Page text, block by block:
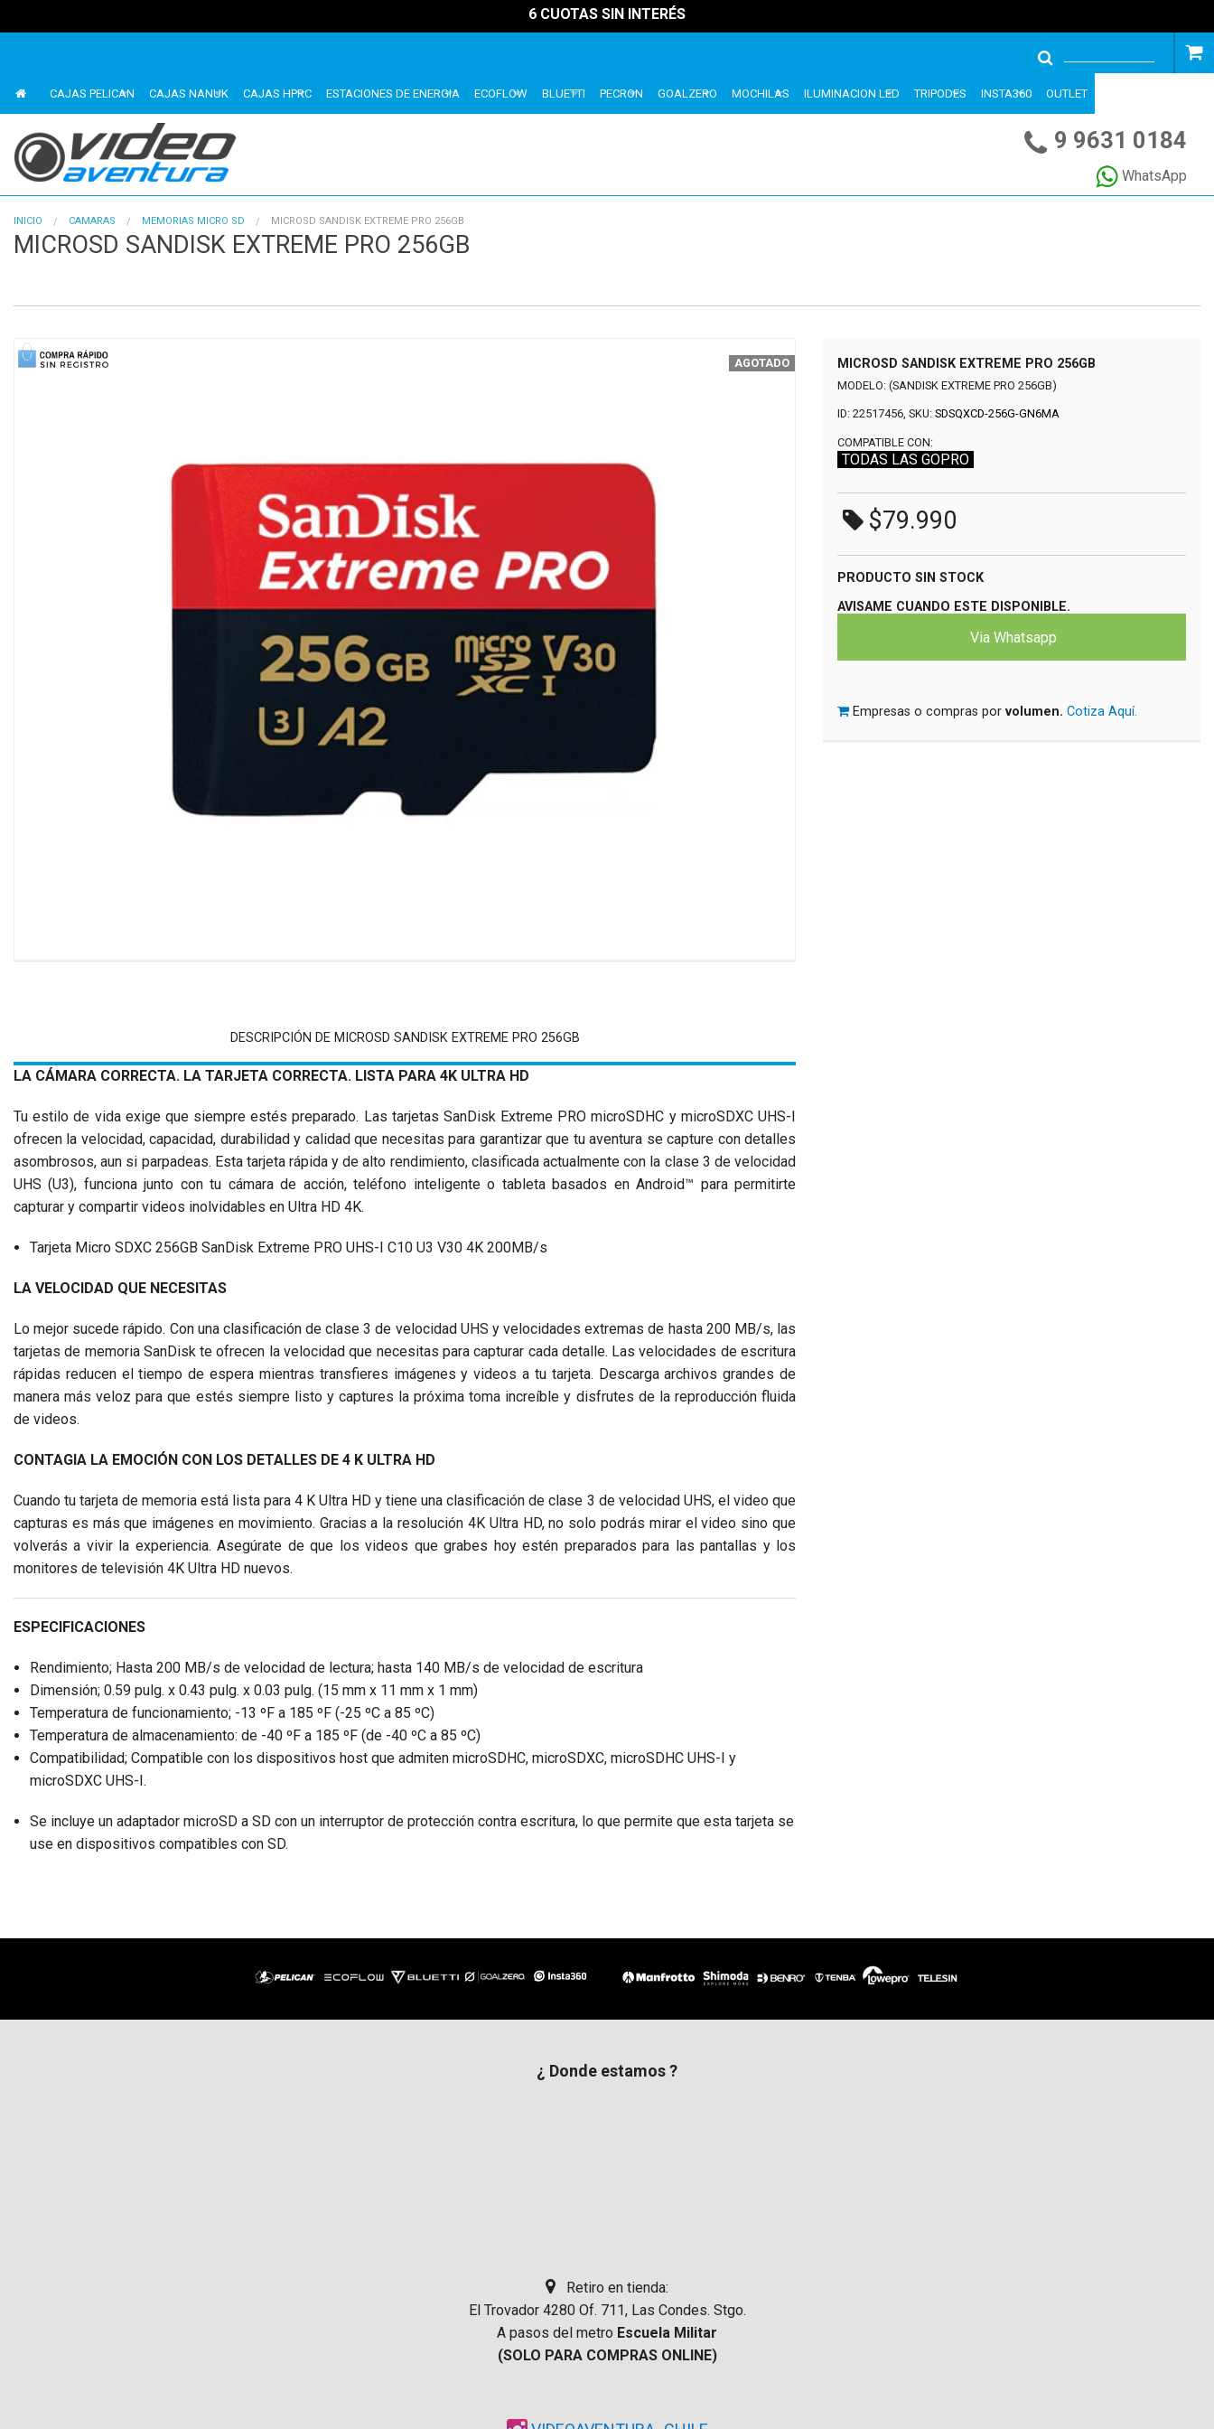
6 CUOTAS SIN INTERÉS
CAJAS PELICAN CAJAS NANUK CAJAS HPRC ESTACIONES DE ENERGIA ECOFLOW BLUETTI PECRON GOALZERO MOCHILAS ILUMINACION LED TRIPODES INSTA360 OUTLET
9 9631 0184
WhatsApp
INICIO CAMARAS MEMORIAS MICRO SD MICROSD SANDISK EXTREME PRO 256GB
MICROSD SANDISK EXTREME PRO 256GB
AGOTADO
1 of 1
DESCRIPCIÓN DE MICROSD SANDISK EXTREME PRO 256GB
LA CÁMARA CORRECTA. LA TARJETA CORRECTA. LISTA PARA 4K ULTRA HD
Tu estilo de vida exige que siempre estés preparado. Las tarjetas SanDisk Extreme PRO microSDHC y microSDXC UHS-I
ofrecen la velocidad, capacidad, durabilidad y calidad que necesitas para garantizar que tu aventura se capture con detalles
asombrosos, aun si parpadeas. Esta tarjeta rápida y de alto rendimiento, clasificada actualmente con la clase 3 de velocidad
UHS (U3), funciona junto con tu cámara de acción, teléfono inteligente o tableta basados en Android™ para permitirte
capturar y compartir videos inolvidables en Ultra HD 4K.
Tarjeta Micro SDXC 256GB SanDisk Extreme PRO UHS-I C10 U3 V30 4K 200MB/s
LA VELOCIDAD QUE NECESITAS
Lo mejor sucede rápido. Con una clasificación de clase 3 de velocidad UHS y velocidades extremas de hasta 200 MB/s, las
tarjetas de memoria SanDisk te ofrecen la velocidad que necesitas para capturar cada detalle. Las velocidades de escritura
rápidas reducen el tiempo de espera mientras transfieres imágenes y videos a tu tarjeta. Descarga archivos grandes de
manera más veloz para que estés siempre listo y captures la próxima toma increíble y disfrutes de la reproducción fluida
de videos.
CONTAGIA LA EMOCIÓN CON LOS DETALLES DE 4 K ULTRA HD
Cuando tu tarjeta de memoria está lista para 4 K Ultra HD y tiene una clasificación de clase 3 de velocidad UHS, el video que
capturas es más que imágenes en movimiento. Gracias a la resolución 4K Ultra HD, no solo podrás mirar el video sino que
volverás a vivir la experiencia. Asegúrate de que los videos que grabes hoy estén preparados para las pantallas y los
monitores de televisión 4K Ultra HD nuevos.
ESPECIFICACIONES
Rendimiento; Hasta 200 MB/s de velocidad de lectura; hasta 140 MB/s de velocidad de escritura
Dimensión; 0.59 pulg. x 0.43 pulg. x 0.03 pulg. (15 mm x 11 mm x 1 mm)
Temperatura de funcionamiento; -13 ºF a 185 ºF (-25 ºC a 85 ºC)
Temperatura de almacenamiento: de -40 ºF a 185 ºF (de -40 ºC a 85 ºC)
Compatibilidad; Compatible con los dispositivos host que admiten microSDHC, microSDXC, microSDHC UHS-I y
microSDXC UHS-I.
Se incluye un adaptador microSD a SD con un interruptor de protección contra escritura, lo que permite que esta tarjeta se
use en dispositivos compatibles con SD.
MICROSD SANDISK EXTREME PRO 256GB
MODELO: (SANDISK EXTREME PRO 256GB)
ID: 22517456, SKU: SDSQXCD-256G-GN6MA
COMPATIBLE CON:
TODAS LAS GOPRO
$79.990
PRODUCTO SIN STOCK
AVISAME CUANDO ESTE DISPONIBLE.
Via Whatsapp
Empresas o compras por volumen. Cotiza Aquí.
¿ Donde estamos ?
Retiro en tienda:
El Trovador 4280 Of. 711, Las Condes. Stgo.
A pasos del metro Escuela Militar
(SOLO PARA COMPRAS ONLINE)